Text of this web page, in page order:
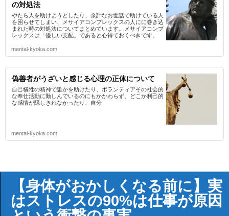
の対処法
やたら人を助けようとしたり、余計なお世話で助けている人
を困らせてしまい、メサイアコンプレックスの人にに巻き込
まれた時の対処法についてまとめています。メサイアコンプ
レックスは「優しい支配」であると心得ておくべきです。
mental-kyoka.com
偽善者がうざいと感じる心理の正体について
自己犠牲の精神で誰かを助けたり、ボランティアその社会的
な奉仕活動に勤しんでいるのにもかかわらず、どこか利己的
な感情が隠しきれなかったり、自分
mental-kyoka.com
【身体がおかしくなる前に】実
はストレスの90%は仕事が原因